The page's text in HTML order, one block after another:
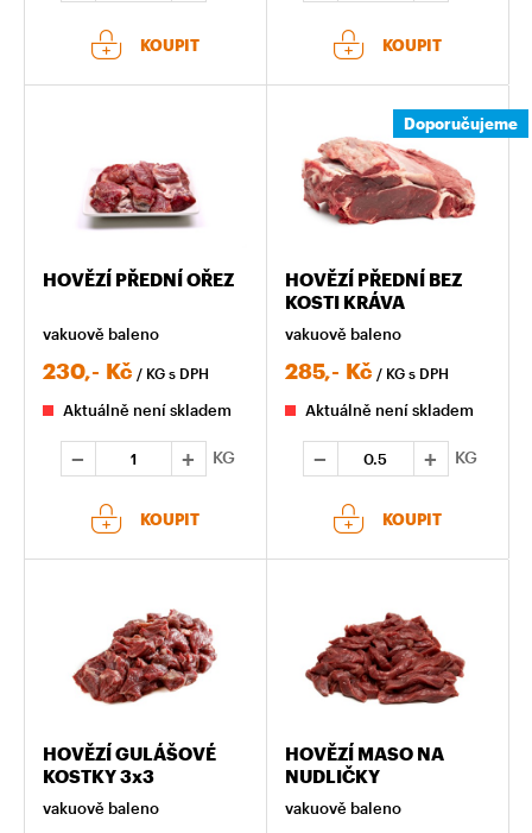
KOUPIT KOUPIT
HOVĚZÍ PŘEDNÍ OŘEZ
vakuově baleno
230,- Kč / KG s DPH
Aktuálně není skladem
KG
KOUPIT
Doporučujeme
HOVĚZÍ PŘEDNÍ BEZ
KOSTI KRÁVA
vakuově baleno
285,- Kč / KG s DPH
Aktuálně není skladem
KG
KOUPIT
HOVĚZÍ GULÁŠOVÉ
KOSTKY 3x3
vakuově baleno
HOVĚZÍ MASO NA
NUDLIČKY
vakuově baleno